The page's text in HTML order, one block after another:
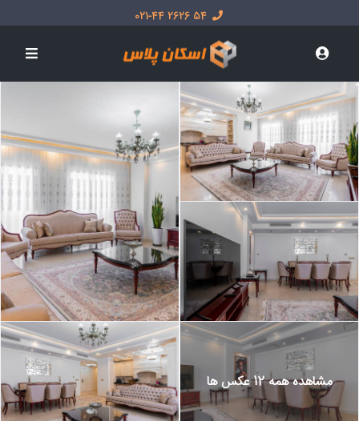
54 2626 021-44
مشاهده همه 12 عکس ها